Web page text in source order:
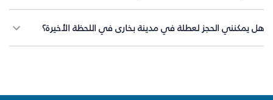
هل يمكنني الحجز لعطلة في مدينة بخارى في اللحظة الأخيرة؟